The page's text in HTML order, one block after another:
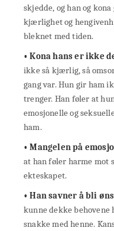
skjedde, og han og
kjærlighet og
bleknet med tiden.
• Kona hans er ikke
ikke så kjærlig, så
gang var. Hun gir ham
trenger. Han føler at
emosjonelle og
ham.
• Mangelen på
at han føler harme mot
ekteskapet.
• Han savner å bli
kunne dekke behovene
snakke med henne.